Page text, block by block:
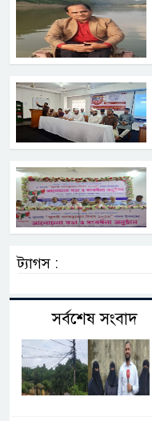
ট্যাগস :
সর্বশেষ সংবাদ